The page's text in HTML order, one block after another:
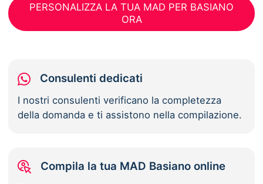
PERSONALIZZA LA TUA MAD PER BASIANO
ORA
Consulenti dedicati
I nostri consulenti verificano la completezza
della domanda e ti assistono nella compilazione.
Compila la tua MAD Basiano online